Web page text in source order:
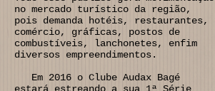
no mercado turístico da região,
pois demanda hotéis, restaurantes,
comércio, gráficas, postos de
combustíveis, lanchonetes, enfim
diversos empreendimentos.
Em 2016 o Clube Audax Bagé